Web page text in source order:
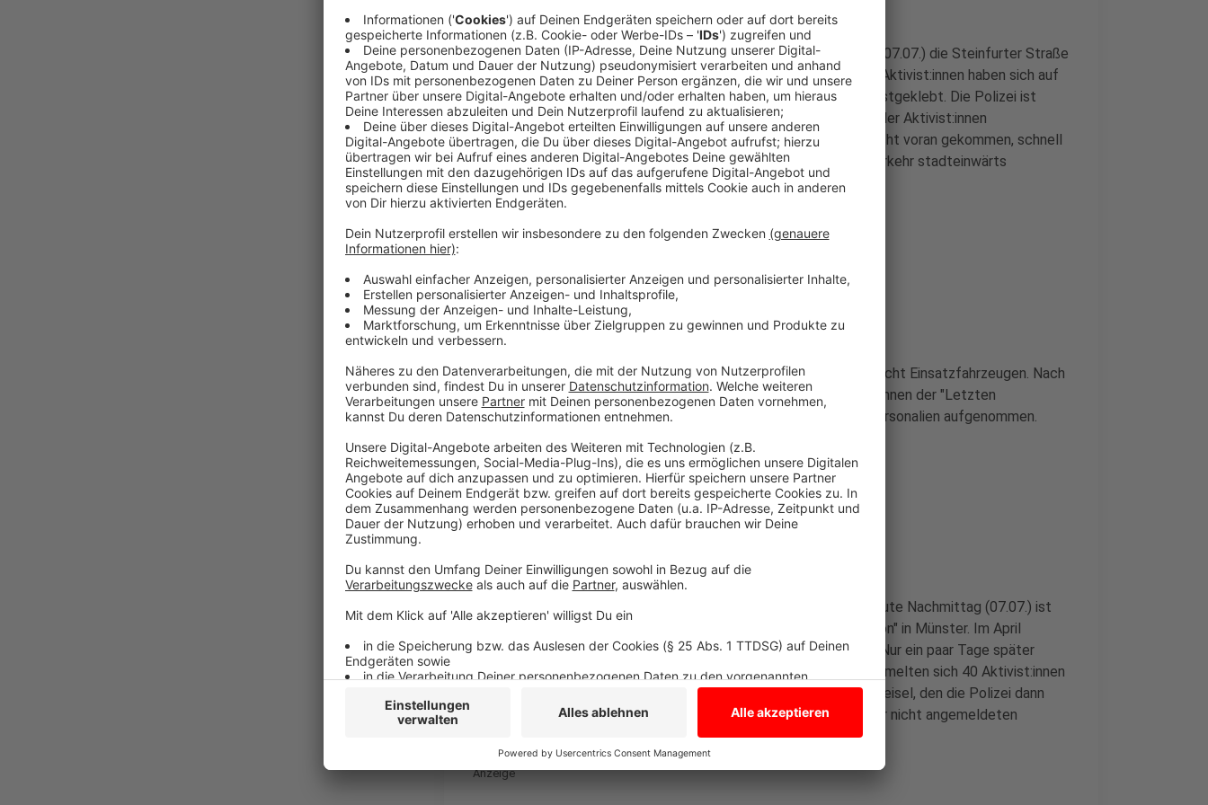
Aktivist:innen der "Letzten Generation" haben heute Nachmittag (07.07.) die Steinfurter Straße
stadteinwärts auf Höhe der Austermannstraße blockiert. Sieben Aktivist:innen haben sich auf
die Kreuzung gesetzt, einige haben sich zudem auf der Straße festgeklebt. Die Polizei ist
schnell vor Ort gewesen. Die Beamt:innen haben die Personalien der Aktivist:innen
aufgenommen. Im Feierabendverkehr sind die Autofahrer:innen nicht voran gekommen, schnell
staute sich der Verkehr. Ab der Kreuzung Wilkinghege wird der Verkehr stadteinwärts
umgeleitet.
Polizei vor Ort
Anzeige
Die Polizei ist schnell vor Ort gewesen. Und zwar mit insgesamt acht Einsatzfahrzeugen. Nach
gut einer Stunde holten die Beamt:innen fünf der sieben Aktivist:innen der "Letzten
Generation" von der Kreuzung. Anschließend hat die Polizei die Personalien aufgenommen.
Anzeige
Vierte Aktion der "Letzten Generation" in Münster
Einschließlich der Straßenblockade auf der Steinfurter Straße heute Nachmittag (07.07.) ist
es die vierte Aktion der Klimaaktivist:innen der "Letzten Generation" in Münster. Im April
klebten sich zwei Aktivist:innen auf der Von-Vincke-Straße fest. Nur ein paar Tage später
blockierten Aktivist:innen die Warendorfer Straße. Im Juni versammelten sich 40 Aktivist:innen
zu einem zunächst unangemeldeten Protestmarsch am Ludgerikreisel, den die Polizei dann
spontan duldete. Trotzdem stellten sie Strafanzeige wegen einer nicht angemeldeten
Anzeige